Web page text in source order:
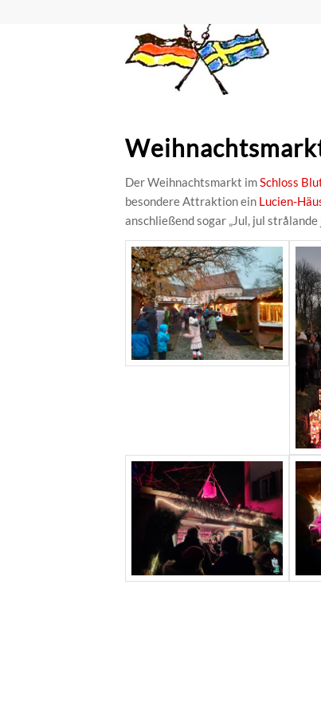
Der Weihnachtsmarkt imSchloss
besondere Attraktion ein Lucien-
anschließend sogar „Jul, jul strålande